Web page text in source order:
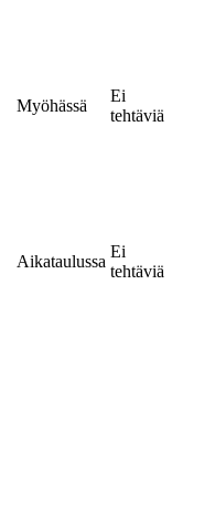
Myöhässä
Ei
tehtäviä
Aikataulussa
Ei
tehtäviä